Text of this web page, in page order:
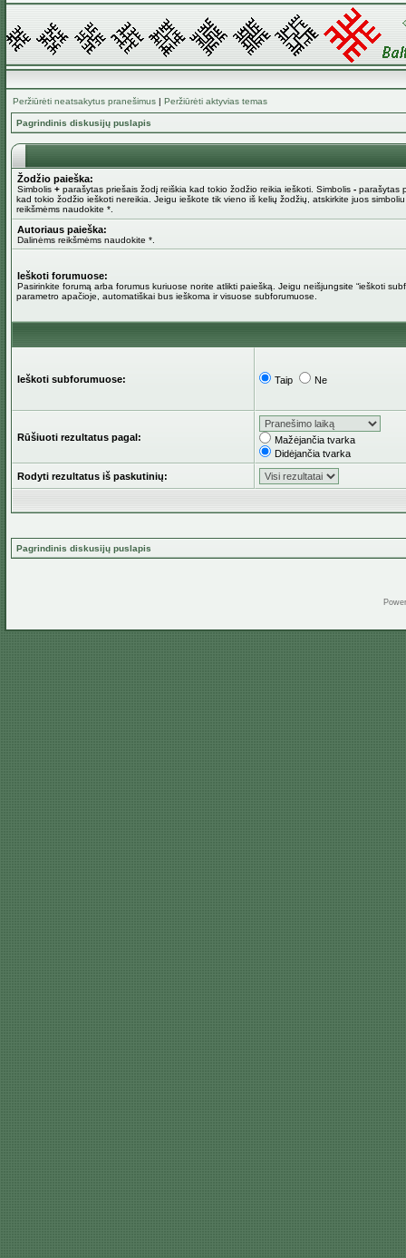
Peržiūrėti neatsakytus pranešimus | Peržiūrėti aktyvias temas
Pagrindinis diskusijų puslapis
Žodžio paieška:
Simbolis + parašytas priešais žodį reiškia kad tokio žodžio reikia ieškoti. Simbolis - parašytas
kad tokio žodžio ieškoti nereikia. Jeigu ieškote tik vieno iš kelių žodžių, atskirkite juos
reikšmėms naudokite *.
Autoriaus paieška:
Dalinėms reikšmėms naudokite *.
Ieškoti forumuose:
Pasirinkite forumą arba forumus kuriuose norite atlikti paiešką. Jeigu neišjungsite “ieškoti
parametro apačioje, automatiškai bus ieškoma ir visuose subforumuose.
Ieškoti subforumuose: Taip Ne
Rūšiuoti rezultatus pagal:
Mažėjančia tvarka
Didėjančia tvarka
Rodyti rezultatus iš paskutinių:
Pagrindinis diskusijų puslapis